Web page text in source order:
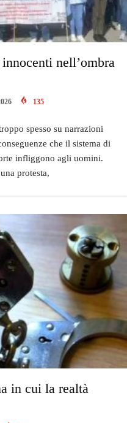
nell’ombra
135
spesso su narrazioni
che il sistema di
infliggono agli uomini.
protesta,
in cui la realtà